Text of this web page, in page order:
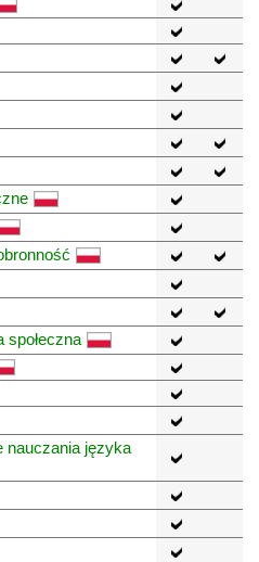
społeczna
nauczania języka